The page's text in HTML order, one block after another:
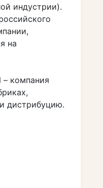
индустрии).
на
компания
дистрибуцию.